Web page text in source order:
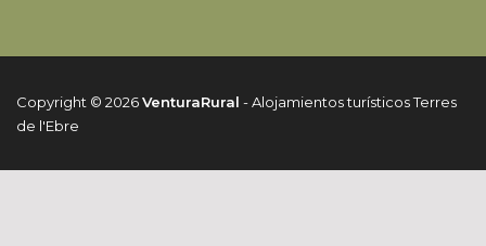
Copyright © 2026VenturaRural - Alojamientos turísticos Terres
de l'Ebre